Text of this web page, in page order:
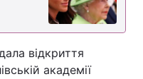
відкриття
академії